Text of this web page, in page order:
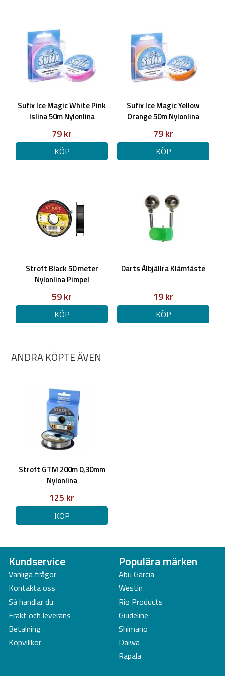
Custom Evolve Premium japanskt EVA-handtag - komfort även
under kalla dagar
16" = 40cm (ej delbart)
MH = Medium Heavy Power
Sufix Ice Magic White Pink
Islina 50m Nylonlina
79 kr
KÖP
Sufix Ice Magic Yellow
Orange 50m Nylonlina
79 kr
KÖP
Stroft Black 50 meter
Nylonlina Pimpel
59 kr
KÖP
Darts Ålbjällra Klämfäste
19 kr
KÖP
ANDRA KÖPTE ÄVEN
Stroft GTM 200m 0,30mm
Nylonlina
125 kr
KÖP
Kundservice
Vanliga frågor
Kontakta oss
Så handlar du
Frakt och leverans
Betalning
Köpvillkor
Populära märken
Abu Garcia
Westin
Rio Products
Guideline
Shimano
Daiwa
Rapala